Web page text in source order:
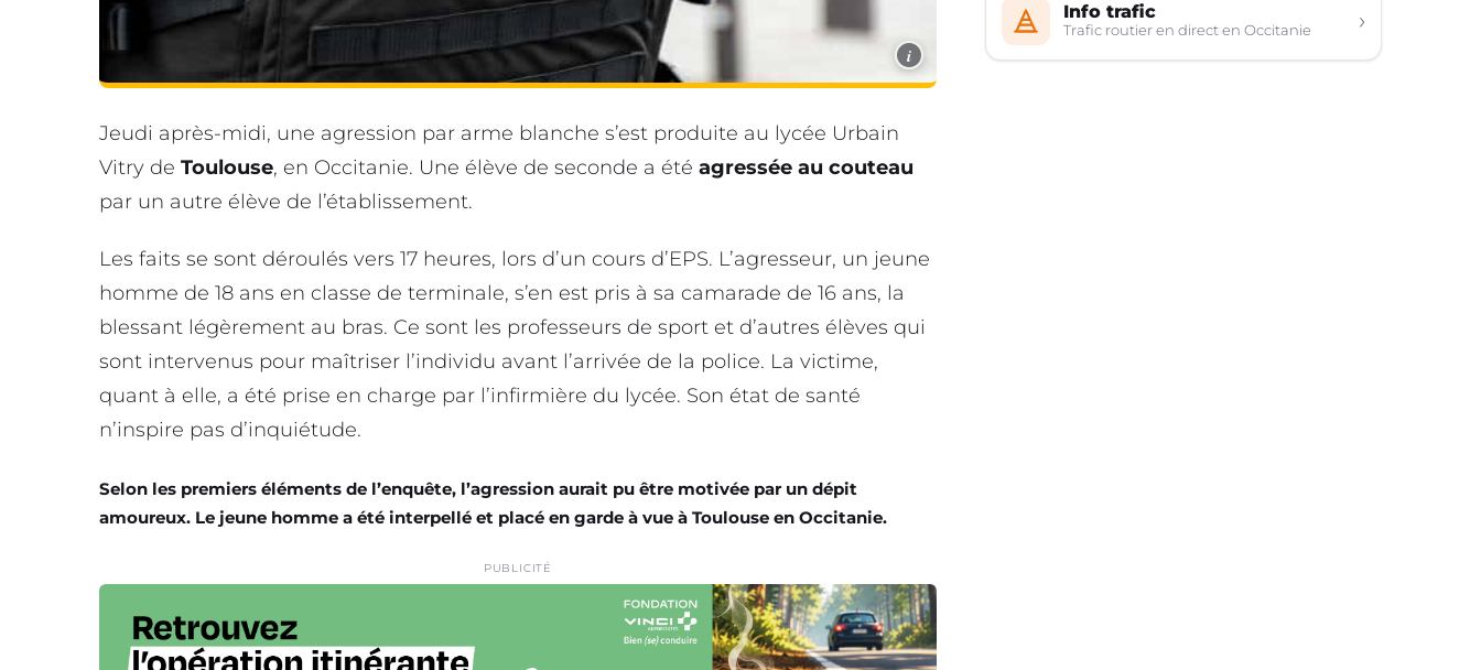
i
Jeudi après-midi, une agression par arme blanche s’est produite au lycée Urbain
Vitry de Toulouse, en Occitanie. Une élève de seconde a été agressée au couteau
par un autre élève de l’établissement.
Les faits se sont déroulés vers 17 heures, lors d’un cours d’EPS. L’agresseur, un jeune
homme de 18 ans en classe de terminale, s’en est pris à sa camarade de 16 ans, la
blessant légèrement au bras. Ce sont les professeurs de sport et d’autres élèves qui
sont intervenus pour maîtriser l’individu avant l’arrivée de la police. La victime,
quant à elle, a été prise en charge par l’infirmière du lycée. Son état de santé
n’inspire pas d’inquiétude.
Selon les premiers éléments de l’enquête, l’agression aurait pu être motivée par un dépit
amoureux. Le jeune homme a été interpellé et placé en garde à vue à Toulouse en Occitanie.
PUBLICITÉ
Info trafic
Trafic routier en direct en Occitanie ›